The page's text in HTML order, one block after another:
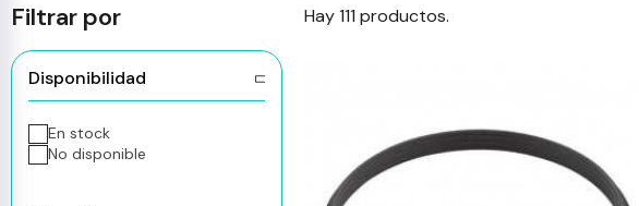
Filtrar por
Disponibilidad
En stock
No disponible
Hay 111 productos.